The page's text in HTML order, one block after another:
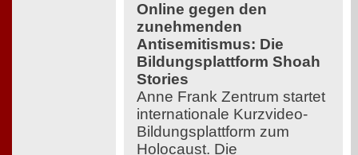
Online gegen den
zunehmenden
Antisemitismus: Die
Bildungsplattform Shoah
Stories
Anne Frank Zentrum startet
internationale Kurzvideo-
Bildungsplattform zum
Holocaust. Die